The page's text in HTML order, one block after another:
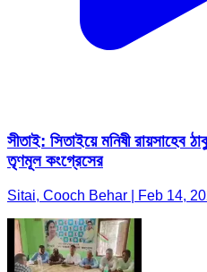
সীতাই: সিতাইয়ে মনিষী রায়সাহেব
তৃণমূল কংগ্রেসের
Sitai, Cooch Behar | Feb 14,